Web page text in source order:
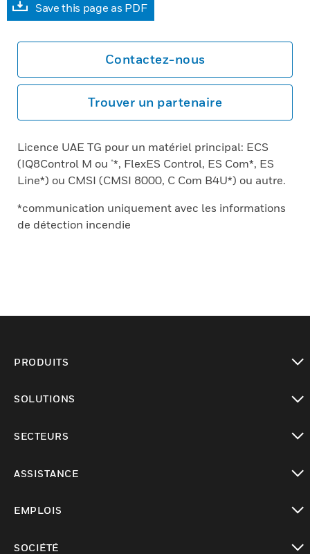
Save this page as PDF
Contactez-nous
Trouver un partenaire
Licence UAE TG pour un matériel principal: ECS
(IQ8Control M ou μ*, FlexES Control, ES Com*, ES
Line*) ou CMSI (CMSI 8000, C Com B4U*) ou autre.
*communication uniquement avec les informations
de détection incendie
PRODUITS
SOLUTIONS
SECTEURS
ASSISTANCE
EMPLOIS
SOCIÉTÉ